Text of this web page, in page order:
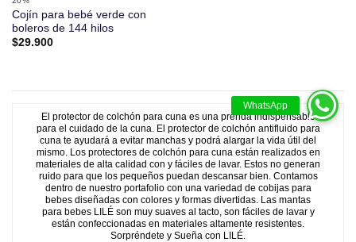
Cojín para bebé verde con
boleros de 144 hilos
$29.900
El protector de colchón para cuna es una prenda indispensable
para el cuidado de la cuna. El protector de colchón antifluido para
cuna te ayudará a evitar manchas y podrá alargar la vida útil del
mismo. Los protectores de colchón para cuna están realizados en
materiales de alta calidad con y fáciles de lavar. Estos no generan
ruido para que los pequeños puedan descansar bien. Contamos
dentro de nuestro portafolio con una variedad de cobijas para
bebes diseñadas con colores y formas divertidas. Las mantas
para bebes LILÉ son muy suaves al tacto, son fáciles de lavar y
están confeccionadas en materiales altamente resistentes.
Sorpréndete y Sueña con LILÉ.